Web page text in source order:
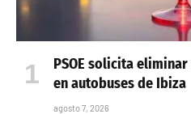
PSOE solicita
en autobuses de Ibiza
agosto 7, 2026